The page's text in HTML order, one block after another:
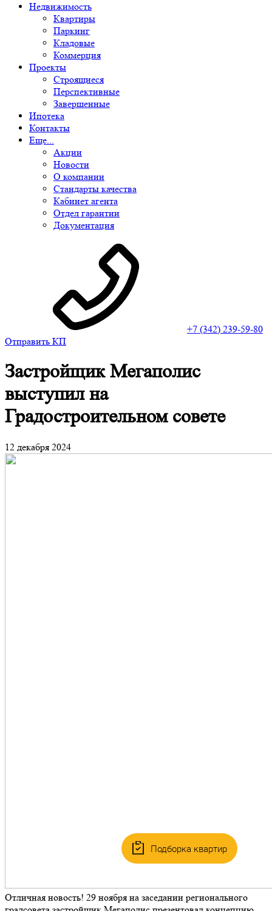
Недвижимость
Квартиры
Паркинг
Кладовые
Коммерция
Проекты
Строящиеся
Перспективные
Завершенные
Ипотека
Контакты
Еще...
Акции
Новости
О компании
Стандарты качества
Кабинет агента
Отдел гарантии
Документация
+7 (342) 239-59-80
Отправить КП
Застройщик Мегаполис
выступил на
Градостроительном совете
12 декабря 2024
Отличная новость! 29 ноября на заседании регионального
Подборка квартир